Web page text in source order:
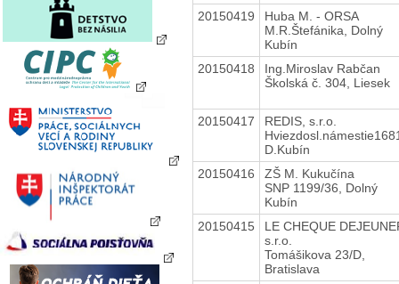
20150419
Huba M. - ORSA
M.R.Štefánika, Dolný
Kubín
20150418
Ing.Miroslav Rabčan
Školská č. 304, Liesek
20150417
REDIS, s.r.o.
D.Kubín
20150416
ZŠ M. Kukučína
SNP 1199/36, Dolný
Kubín
20150415
LE CHEQUE
s.r.o.
Tomášikova 23/D,
Bratislava